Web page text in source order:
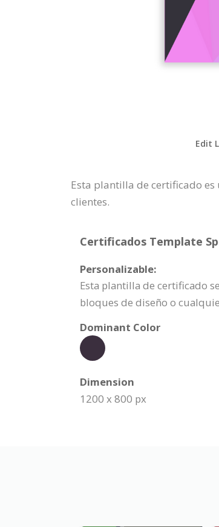
Edit
Esta plantilla de certificado
clientes.
Certificados Template
Personalizable:
Esta plantilla de certificado
bloques de diseño o
Dominant Color
Dimension
1200 x 800 px